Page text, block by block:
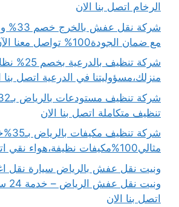
الرخام اتصل بنا الان
شركة
مع ضمان الجودة100% تواصل معنا الآن
شركة تنظيف بالدرعية
منزلك،مسؤوليتنا في الدرعية اتصل بنا
تنظيف متكاملة اتصل بنا الان
شركة
مثالي100%مكيفات نظيفة،هواء نقي اتصل بنا الان
ونيت نقل عفش بالرياض سيارة نقل
اتصل بنا الان